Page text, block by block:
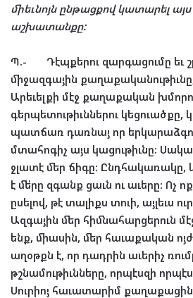
միեւնոյն ընթացքով կատարել այս
աշխատանքը:
Պ.- Դէպքերու զարգացումը եւ
միջազգային քաղաքականութիւնը
Արեւելքի մէջ քաղաքական
գերպետութիւններու կեցուածքը,
պատճառ դառնայ որ
մտահոգիչ այս կացութիւնը:
ջլատէ մեր ճիգը: Ընդհակառակը,
է մե՛րը զգանք ցաւն ու աւերը: Ոչ ոք
ըսելով, թէ տալիքս տուի, այլեւս
Ազգային մեր հիմնահարցերուն
ենք, միասին, մեր հաւաքական
աղօթքն է, որ դադրին աւերիչ
թշնամութիւնները, որպէսզի որպէս
Սուրիոյ հաւատարիմ